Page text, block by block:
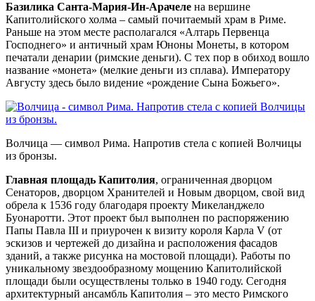
Базилика Санта-Мария-Ин-Арачеле на вершине
Капитолийского холма – самый почитаемый храм в Риме.
Раньше на этом месте располагался «Алтарь Первенца
Господнего» и античный храм Юноны Монеты, в котором
печатали денарии (римские деньги). С тех пор в обиход вошло
название «монета» (мелкие деньги из сплава). Императору
Августу здесь было видение «рождение Сына Божьего».
Волчица — символ Рима. Напротив стела с копией Волчицы
из бронзы.
Главная площадь Капитолия, ограниченная дворцом
Сенаторов, дворцом Хранителей и Новым дворцом, свой вид
обрела к 1536 году благодаря проекту Микеланджело
Буонаротти. Этот проект был выполнен по распоряжению
Папы Павла III и приурочен к визиту короля Карла V (от
эскизов и чертежей до дизайна и расположения фасадов
зданий, а также рисунка на мостовой площади). Работы по
уникальному звездообразному мощению Капитолийской
площади были осуществлены только в 1940 году. Сегодня
архитектурный ансамбль Капитолия – это место Римского